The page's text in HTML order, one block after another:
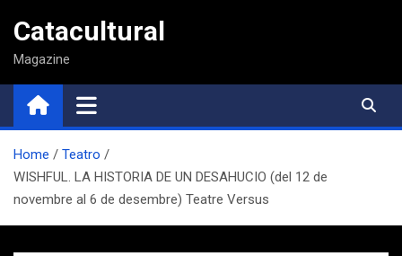
contenido
Catacultural
Magazine
Home
Teatro
WISHFUL. LA HISTORIA DE UN DESAHUCIO (del 12 de
novembre al 6 de desembre) Teatre Versus